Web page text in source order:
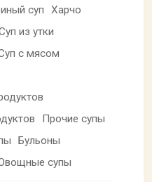
суп
Харчо
из утки
с мясом
Прочие супы
Бульоны
супы